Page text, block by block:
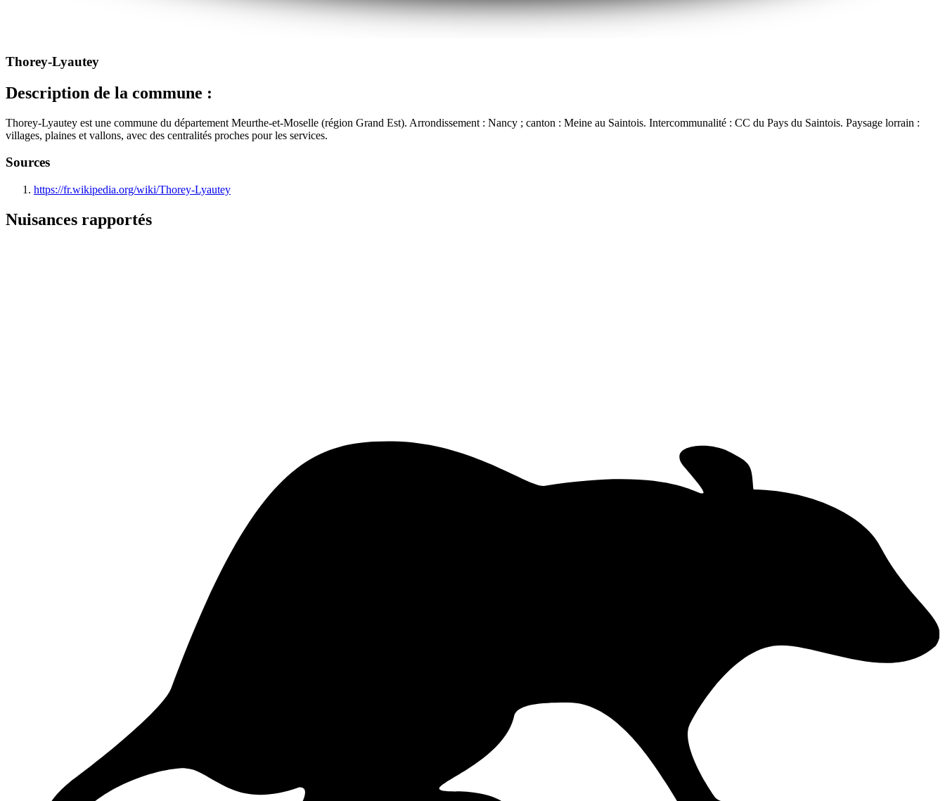
Thorey-Lyautey
Description de la commune :
Thorey-Lyautey est une commune du département Meurthe-et-Moselle (région Grand Est). Arrondissement : Nancy ; canton : Meine au Saintois. Intercommunalité : CC du Pays du Saintois. Paysage lorrain :
villages, plaines et vallons, avec des centralités proches pour les services.
Sources
https://fr.wikipedia.org/wiki/Thorey-Lyautey
Nuisances rapportés